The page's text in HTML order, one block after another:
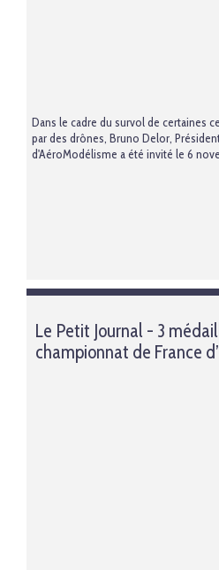
Dans le cadre du survol de certaines
par des drônes, Bruno Delor,
d'AéroModélisme a été invité le 6
Le Petit Journal - 3
championnat de France